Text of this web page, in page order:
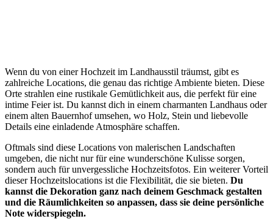
Wenn du von einer Hochzeit im Landhausstil träumst, gibt es
zahlreiche Locations, die genau das richtige Ambiente bieten. Diese
Orte strahlen eine rustikale Gemütlichkeit aus, die perfekt für eine
intime Feier ist. Du kannst dich in einem charmanten Landhaus oder
einem alten Bauernhof umsehen, wo Holz, Stein und liebevolle
Details eine einladende Atmosphäre schaffen.
Oftmals sind diese Locations von malerischen Landschaften
umgeben, die nicht nur für eine wunderschöne Kulisse sorgen,
sondern auch für unvergessliche Hochzeitsfotos. Ein weiterer Vorteil
dieser Hochzeitslocations ist die Flexibilität, die sie bieten. Du
kannst die Dekoration ganz nach deinem Geschmack gestalten
und die Räumlichkeiten so anpassen, dass sie deine persönliche
Note widerspiegeln.